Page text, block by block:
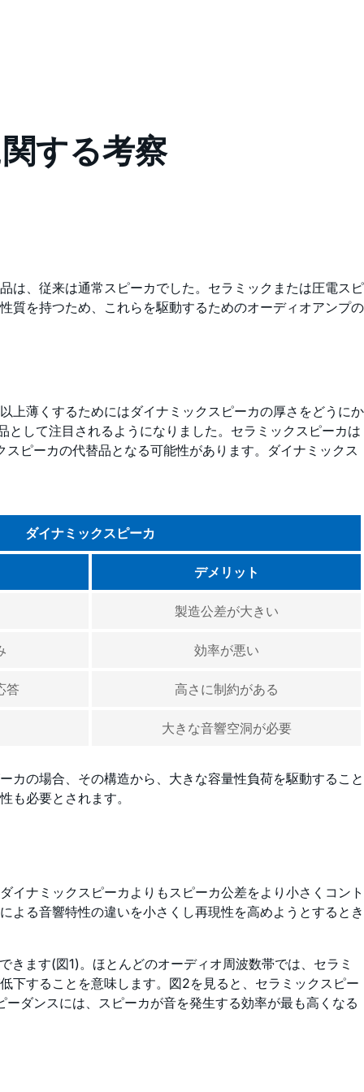
する考察
は、従来は通常スピーカでした。セラミックまたは圧電スピ
質を持つため、これらを駆動するためのオーディオアンプの
上薄くするためにはダイナミックスピーカの厚さをどうにか
して注目されるようになりました。セラミックスピーカは
ピーカの代替品となる可能性があります。ダイナミックス
ダイナミックスピーカ
デメリット
製造公差が大きい
効率が悪い
答 高さに制約がある
大きな音響空洞が必要
カの場合、その構造から、大きな容量性負荷を駆動すること
も必要とされます。
ナミックスピーカよりもスピーカ公差をより小さくコント
よる音響特性の違いを小さくし再現性を高めようとするとき
ます(図1)。ほとんどのオーディオ周波数帯では、セラミ
下することを意味します。図2を見ると、セラミックスピー
ダンスには、スピーカが音を発生する効率が最も高くなる